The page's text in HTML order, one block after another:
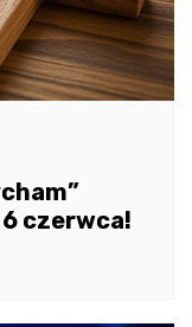
czerwca!